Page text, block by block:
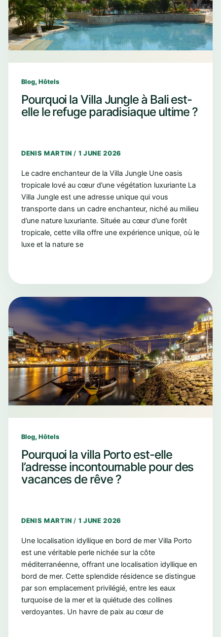
Blog, Hôtels
Pourquoi la Villa Jungle à Bali est-
elle le refuge paradisiaque ultime ?
DENIS MARTIN / 1 JUNE 2026
Le cadre enchanteur de la Villa Jungle Une oasis
tropicale lové au cœur d’une végétation luxuriante La
Villa Jungle est une adresse unique qui vous
transporte dans un cadre enchanteur, niché au milieu
d’une nature luxuriante. Située au cœur d’une forêt
tropicale, cette villa offre une expérience unique, où le
luxe et la nature se
Blog, Hôtels
Pourquoi la villa Porto est-elle
l’adresse incontournable pour des
vacances de rêve ?
DENIS MARTIN / 1 JUNE 2026
Une localisation idyllique en bord de mer Villa Porto
est une véritable perle nichée sur la côte
méditerranéenne, offrant une localisation idyllique en
bord de mer. Cette splendide résidence se distingue
par son emplacement privilégié, entre les eaux
turquoise de la mer et la quiétude des collines
verdoyantes. Un havre de paix au cœur de